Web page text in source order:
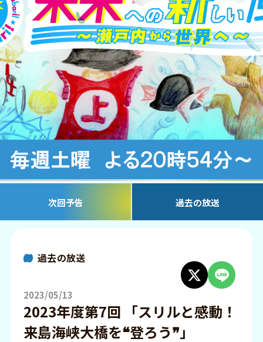
次回予告 過去の放送
過去の放送
2023/05/13
2023年度第7回 「スリルと感動！
来島海峡大橋を❝登ろう❞」